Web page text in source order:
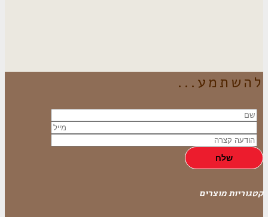
להשתמע...
קטגוריות מוצרים